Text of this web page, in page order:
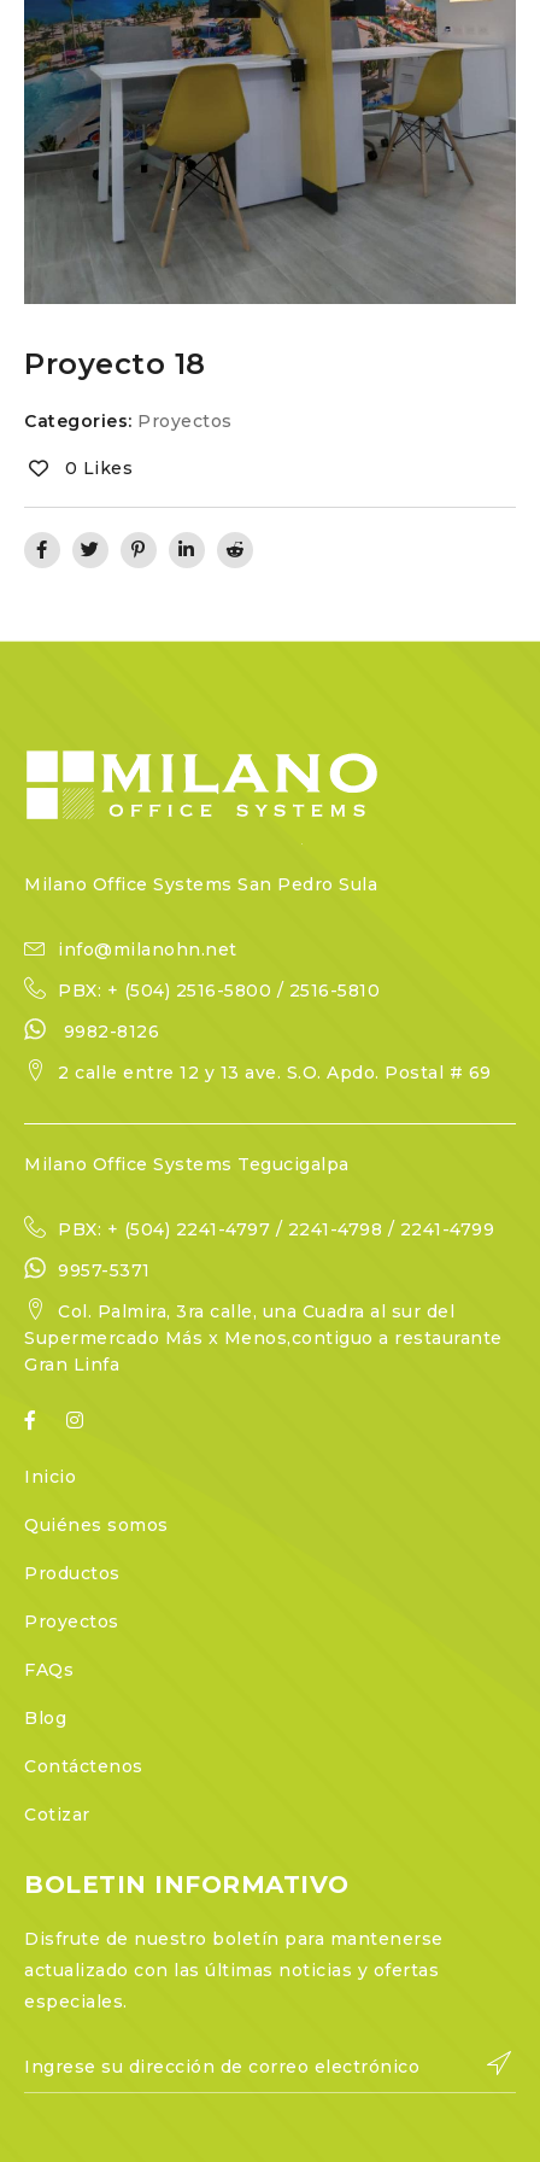
Proyecto 18
Categories: Proyectos
0 Likes
Milano Office Systems San Pedro Sula
info@milanohn.net
PBX: + (504) 2516-5800 / 2516-5810
9982-8126
2 calle entre 12 y 13 ave. S.O. Apdo. Postal # 69
Milano Office Systems Tegucigalpa
PBX: + (504) 2241-4797 / 2241-4798 / 2241-4799
9957-5371
Col. Palmira, 3ra calle, una Cuadra al sur del
Supermercado Más x Menos,contiguo a restaurante
Gran Linfa
Inicio
Quiénes somos
Productos
Proyectos
FAQs
Blog
Contáctenos
Cotizar
BOLETIN INFORMATIVO
Disfrute de nuestro boletín para mantenerse
actualizado con las últimas noticias y ofertas
especiales.